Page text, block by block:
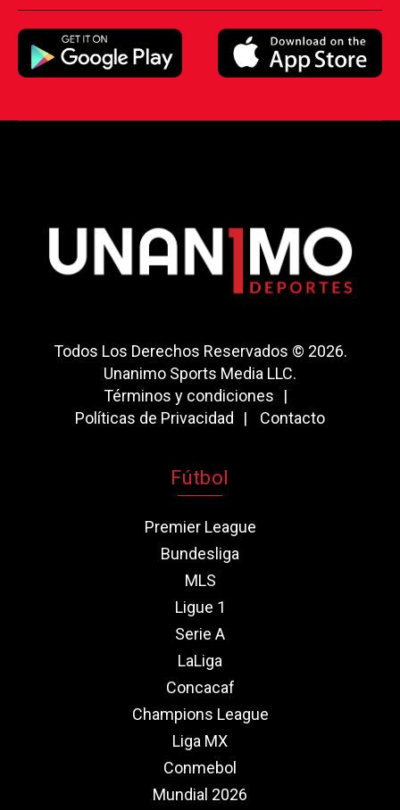
Todos Los Derechos Reservados © 2026.
Unanimo Sports Media LLC.
Términos y condiciones
Políticas de Privacidad
Contacto
Fútbol
Premier League
Bundesliga
MLS
Ligue 1
Serie A
LaLiga
Concacaf
Champions League
Liga MX
Conmebol
Mundial 2026